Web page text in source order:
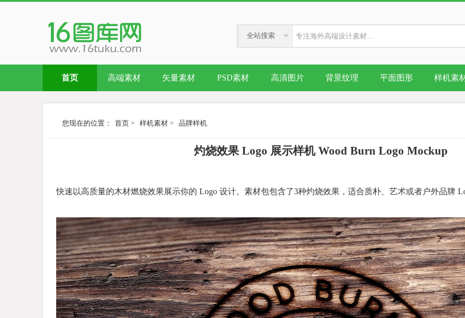
全站搜索
首页 高端素材 矢量素材 PSD素材 高清图片 背景纹理 平面图形 样机素
您现在的位置： 首页 > 样机素材 > 品牌样机
灼烧效果 Logo 展示样机 Wood Burn Logo Mockup
快速以高质量的木材燃烧效果展示你的 Logo 设计。素材包包含了3种灼烧效果，适合质朴、艺术或者户外品牌